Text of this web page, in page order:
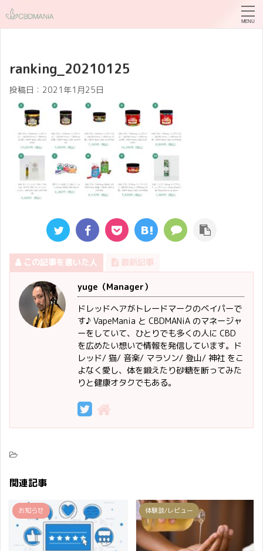
ranking_20210125
投稿日： 2021年1月25日
この記事を書いた人 最新記事
yuge（Manager）
ドレッドヘアがトレードマークのベイパーで
す♪ VapeMania と CBDMANiA のマネージャ
ーをしていて、ひとりでも多くの人に CBD
を広めたい想いで情報を発信しています。ド
レッド/ 猫/ 音楽/ マラソン/ 登山/ 神社 をこ
よなく愛し、体を鍛えたり砂糖を断ってみた
りと健康オタクでもある。
関連記事
お知らせ 体験談/レビュー